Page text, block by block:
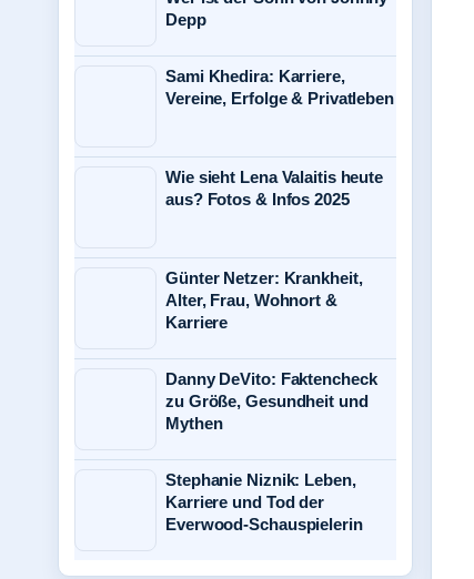
Depp
Sami Khedira: Karriere,
Vereine, Erfolge & Privatleben
Wie sieht Lena Valaitis heute
aus? Fotos & Infos 2025
Günter Netzer: Krankheit,
Alter, Frau, Wohnort &
Karriere
Danny DeVito: Faktencheck
zu Größe, Gesundheit und
Mythen
Stephanie Niznik: Leben,
Karriere und Tod der
Everwood-Schauspielerin